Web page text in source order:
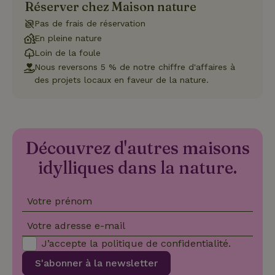
Réserver chez Maison nature
Pas de frais de réservation
En pleine nature
Loin de la foule
Nous reversons 5 % de notre chiffre d'affaires à
des projets locaux en faveur de la nature.
Découvrez d'autres maisons
idylliques dans la nature.
Votre prénom
Votre adresse e-mail
S'abonner à la newsletter
J’accepte la politique de confidentialité.
Les cookies strictement nécessaires habilitent des
fonctionnalités de base du site Web telles que la connexion
des utilisateurs et la gestion des comptes. Le site Web ne
peut pas être utilisé correctement sans les cookies
strictement nécessaires.
Nom
Domaine
Expiration Description
les
cookies
Politique de confidentialité de Google